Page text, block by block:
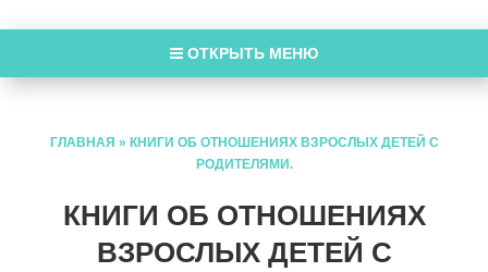
ОТКРЫТЬ МЕНЮ
ГЛАВНАЯ » КНИГИ ОБ ОТНОШЕНИЯХ ВЗРОСЛЫХ ДЕТЕЙ С
РОДИТЕЛЯМИ.
КНИГИ ОБ ОТНОШЕНИЯХ
ВЗРОСЛЫХ ДЕТЕЙ С